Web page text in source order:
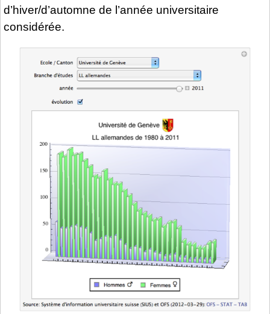
d’hiver/d’automne de l’année universitaire
considérée.